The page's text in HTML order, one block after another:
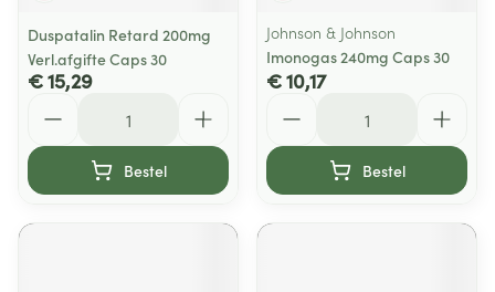
Duspatalin Retard 200mg
Verl.afgifte Caps 30
€ 15,29
Bestel
Johnson & Johnson
Imonogas 240mg Caps 30
€ 10,17
Bestel